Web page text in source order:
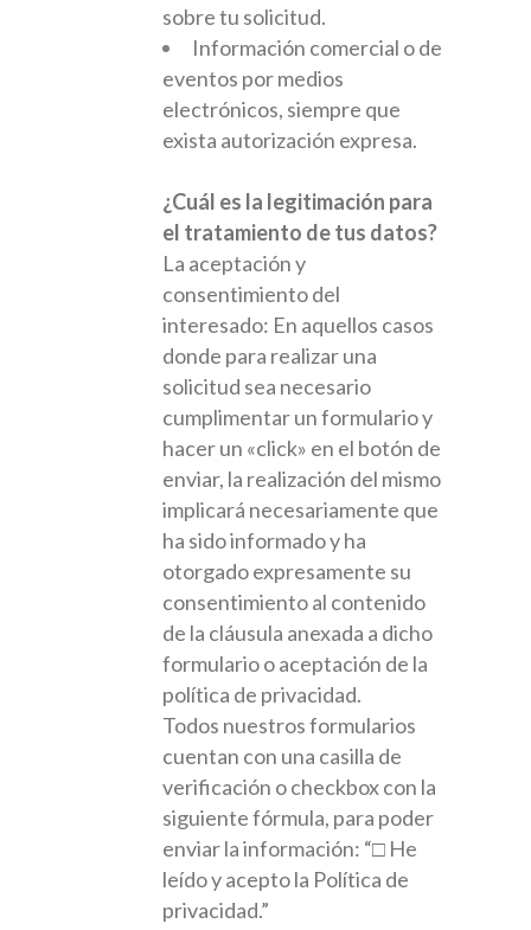
sobre tu solicitud.
Información comercial o de
eventos por medios
electrónicos, siempre que
exista autorización expresa.
¿Cuál es la legitimación para
el tratamiento de tus datos?
La aceptación y
consentimiento del
interesado: En aquellos casos
donde para realizar una
solicitud sea necesario
cumplimentar un formulario y
hacer un «click» en el botón de
enviar, la realización del mismo
implicará necesariamente que
ha sido informado y ha
otorgado expresamente su
consentimiento al contenido
de la cláusula anexada a dicho
formulario o aceptación de la
política de privacidad.
Todos nuestros formularios
cuentan con una casilla de
verificación o checkbox con la
siguiente fórmula, para poder
enviar la información: “□ He
leído y acepto la Política de
privacidad.”